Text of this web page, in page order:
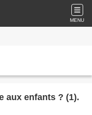
MENU
aux enfants ? (1).